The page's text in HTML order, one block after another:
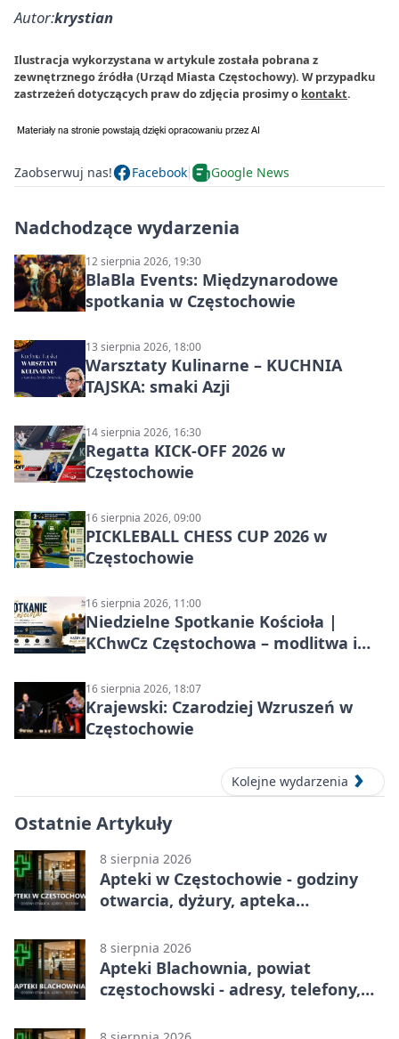
Autor:krystian
Ilustracja wykorzystana w artykule została pobrana z
zewnętrznego źródła (Urząd Miasta Częstochowy). W przypadku
zastrzeżeń dotyczących praw do zdjęcia prosimy o kontakt.
Zaobserwuj nas! Facebook Google News
Nadchodzące wydarzenia
12 sierpnia 2026, 19:30
BlaBla Events: Międzynarodowe
spotkania w Częstochowie
13 sierpnia 2026, 18:00
Warsztaty Kulinarne – KUCHNIA
TAJSKA: smaki Azji
14 sierpnia 2026, 16:30
Regatta KICK-OFF 2026 w
Częstochowie
16 sierpnia 2026, 09:00
PICKLEBALL CHESS CUP 2026 w
Częstochowie
16 sierpnia 2026, 11:00
Niedzielne Spotkanie Kościoła |
KChwCz Częstochowa – modlitwa i
16 sierpnia 2026, 18:07
Krajewski: Czarodziej Wzruszeń w
Częstochowie
Kolejne wydarzenia
Ostatnie Artykuły
8 sierpnia 2026
Apteki w Częstochowie - godziny
otwarcia, dyżury, apteka
8 sierpnia 2026
Apteki Blachownia, powiat
częstochowski - adresy, telefony,